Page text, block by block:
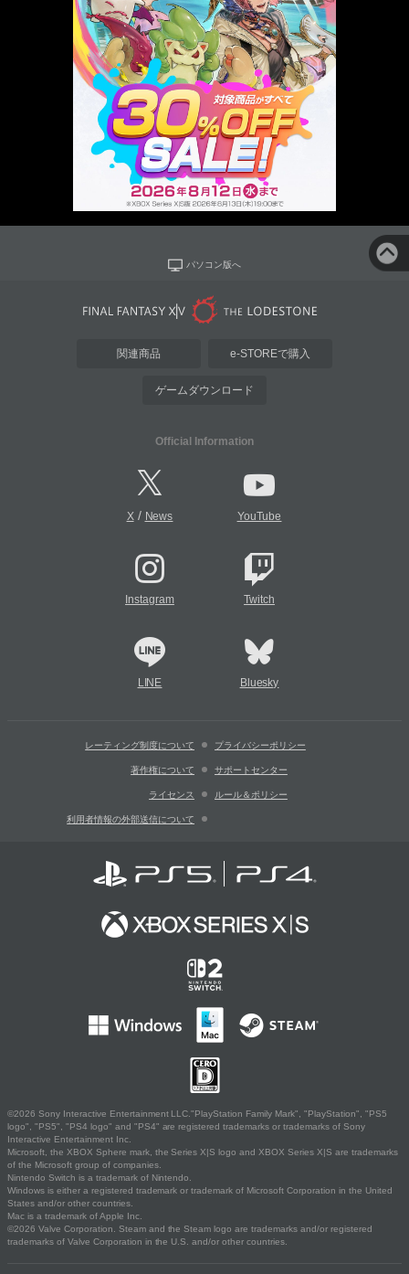
パソコン版へ
関連商品 e-STOREで購入
ゲームダウンロード
Official Information
X/ News YouTube
Instagram Twitch
LINE Bluesky
レーティング制度について プライバシーポリシー
著作権について サポートセンター
ライセンス ルール＆ポリシー
利用者情報の外部送信について
©2026 Sony Interactive Entertainment LLC."PlayStation Family Mark", "PlayStation", "PS5
logo", "PS5", "PS4 logo" and "PS4" are registered trademarks or trademarks of Sony
Interactive Entertainment Inc.
Microsoft, the XBOX Sphere mark, the Series X|S logo and XBOX Series X|S are trademarks
of the Microsoft group of companies.
Nintendo Switch is a trademark of Nintendo.
Windows is either a registered trademark or trademark of Microsoft Corporation in the United
States and/or other countries.
Mac is a trademark of Apple Inc.
©2026 Valve Corporation. Steam and the Steam logo are trademarks and/or registered
trademarks of Valve Corporation in the U.S. and/or other countries.